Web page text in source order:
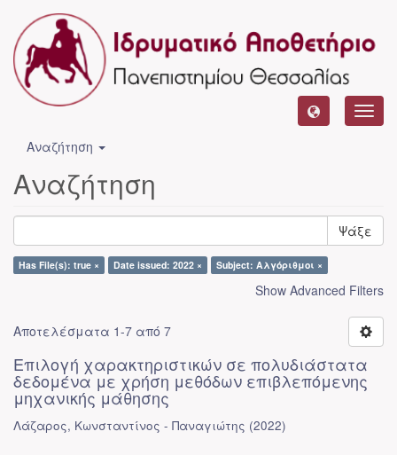
Αναζήτηση
Αναζήτηση
Ψάξε
Has File(s): true × Date issued: 2022 × Subject: Αλγόριθμοι ×
Show Advanced Filters
Αποτελέσματα 1-7 από 7
Επιλογή χαρακτηριστικών σε πολυδιάστατα
δεδομένα με χρήση μεθόδων επιβλεπόμενης
μηχανικής μάθησης
Λάζαρος, Κωνσταντίνος - Παναγιώτης (2022)